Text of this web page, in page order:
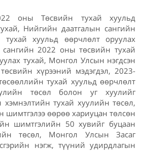
оны Төсвийн тухай хуульд
Нийгийн даатгалын сангийн
хуульд өөрчлөлт оруулах
2022 оны төсвийн тухай
тухай, Монгол Улсын нэгдсэн
хүрээний мэдэгдэл, 2023-
тухай хуульд өөрчлөлт
төсөл болон уг хуулийг
хэмнэлтийн тухай хуулийн төсөл,
шимтгэлээ өөрөө хариуцан төлсөн
шимтгэлийн 50 хувийг буцаан
төсөл, Монгол Улсын Засаг
нэгж, түүний удирдлагын